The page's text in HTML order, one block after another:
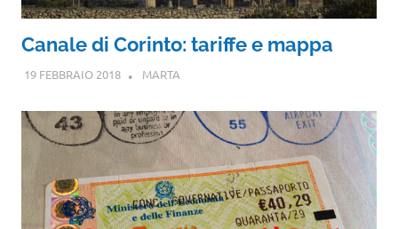
Canale di Corinto: tariffe e mappa
19 FEBBRAIO 2018 MARTA